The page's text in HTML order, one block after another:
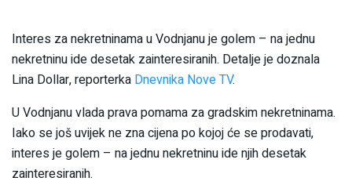
Interes za nekretninama u Vodnjanu je golem – na jednu
nekretninu ide desetak zainteresiranih. Detalje je doznala
Lina Dollar, reporterka Dnevnika Nove TV.
U Vodnjanu vlada prava pomama za gradskim nekretninama.
Iako se još uvijek ne zna cijena po kojoj će se prodavati,
interes je golem – na jednu nekretninu ide njih desetak
zainteresiranih.